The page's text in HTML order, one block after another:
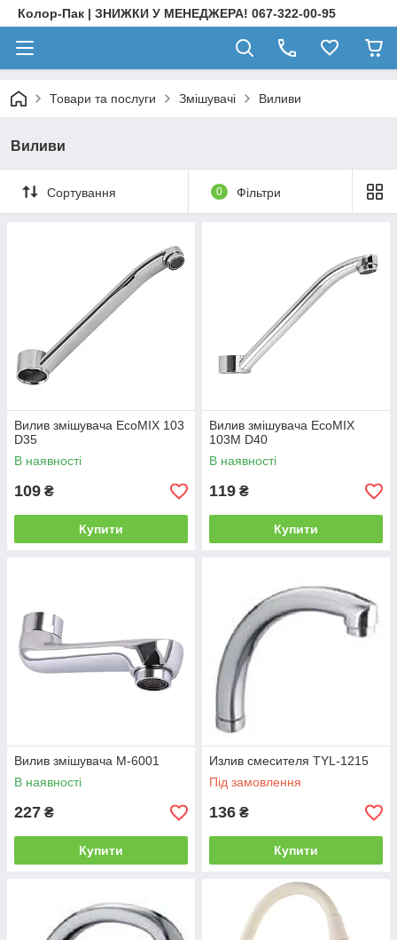
Колор-Пак | ЗНИЖКИ У МЕНЕДЖЕРА! 067-322-00-95
Товари та послуги Змішувачі Виливи
Виливи
Сортування 0 Фільтри
Вилив змішувача EcoMIX 103
D35
В наявності
109 ₴
Купити
Вилив змішувача EcoMIX
103М D40
В наявності
119 ₴
Купити
Вилив змішувача M-6001
В наявності
227 ₴
Купити
Излив смесителя TYL-1215
Під замовлення
136 ₴
Купити